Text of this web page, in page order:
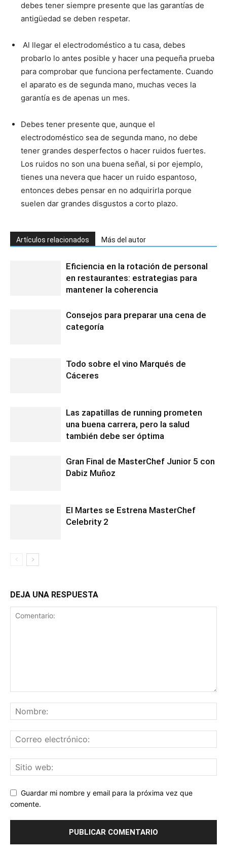
debes tener siempre presente que las garantías de
antigüedad se deben respetar.
Al llegar el electrodoméstico a tu casa, debes
probarlo lo antes posible y hacer una pequeña prueba
para comprobar que funciona perfectamente. Cuando
el aparato es de segunda mano, muchas veces la
garantía es de apenas un mes.
Debes tener presente que, aunque el
electrodoméstico sea de segunda mano, no debe
tener grandes desperfectos o hacer ruidos fuertes.
Los ruidos no son una buena señal, si por ejemplo,
tienes una nevera que hacer un ruido espantoso,
entonces debes pensar en no adquirirla porque
suelen dar grandes disgustos a corto plazo.
Artículos relacionados Más del autor
Eficiencia en la rotación de personal
en restaurantes: estrategias para
mantener la coherencia
Consejos para preparar una cena de
categoría
Todo sobre el vino Marqués de
Cáceres
Las zapatillas de running prometen
una buena carrera, pero la salud
también debe ser óptima
Gran Final de MasterChef Junior 5 con
Dabiz Muñoz
El Martes se Estrena MasterChef
Celebrity 2
DEJA UNA RESPUESTA
Guardar mi nombre y email para la próxima vez que
comente.